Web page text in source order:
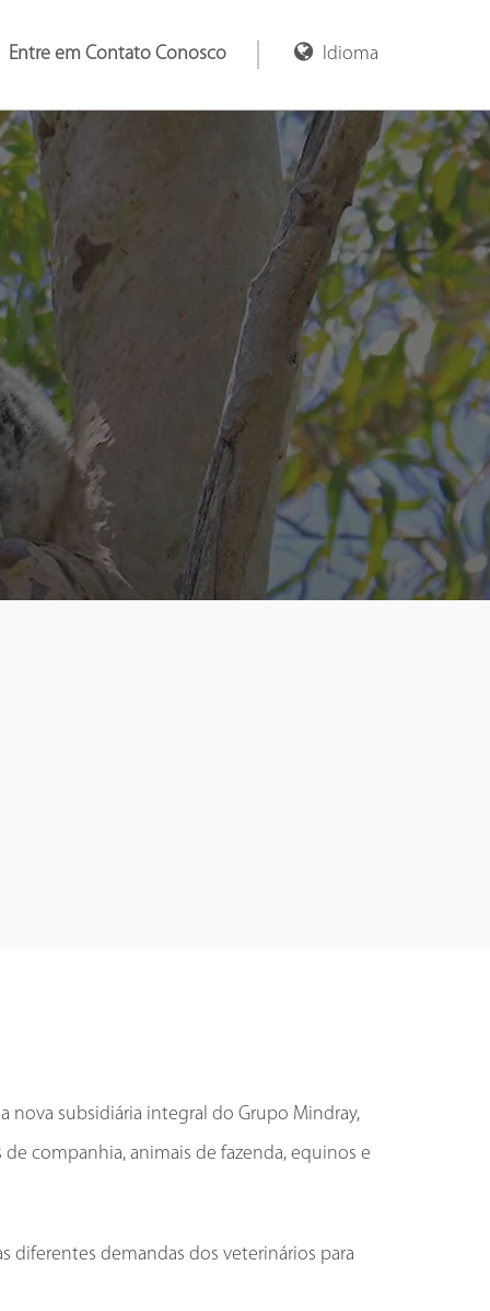
Entre em Contato Conosco Idioma
nova subsidiária integral do Grupo Mindray,
companhia, animais de fazenda, equinos e
diferentes demandas dos veterinários para